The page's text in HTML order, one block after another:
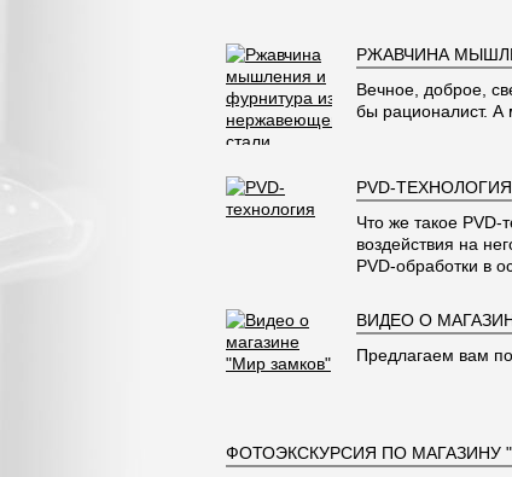
РЖАВЧИНА
Вечное, доброе,
бы рационалист. А
PVD-ТЕХНОЛОГИЯ
Что же такое PVD-
воздействия на
PVD-обработки в
ВИДЕО О
Предлагаем вам
ФОТОЭКСКУРСИЯ ПО МАГАЗИНУ